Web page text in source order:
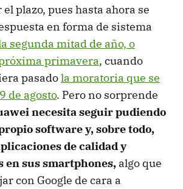
plazo, pues hasta ahora se
en forma de sistema
segunda mitad de año, o
primavera, cuando
pasadola moratoria que se
de agosto. Pero no sorprende
necesita seguir pudiendo
software y, sobre todo,
de calidad y
en sus smartphones, algo que
con Google de cara a